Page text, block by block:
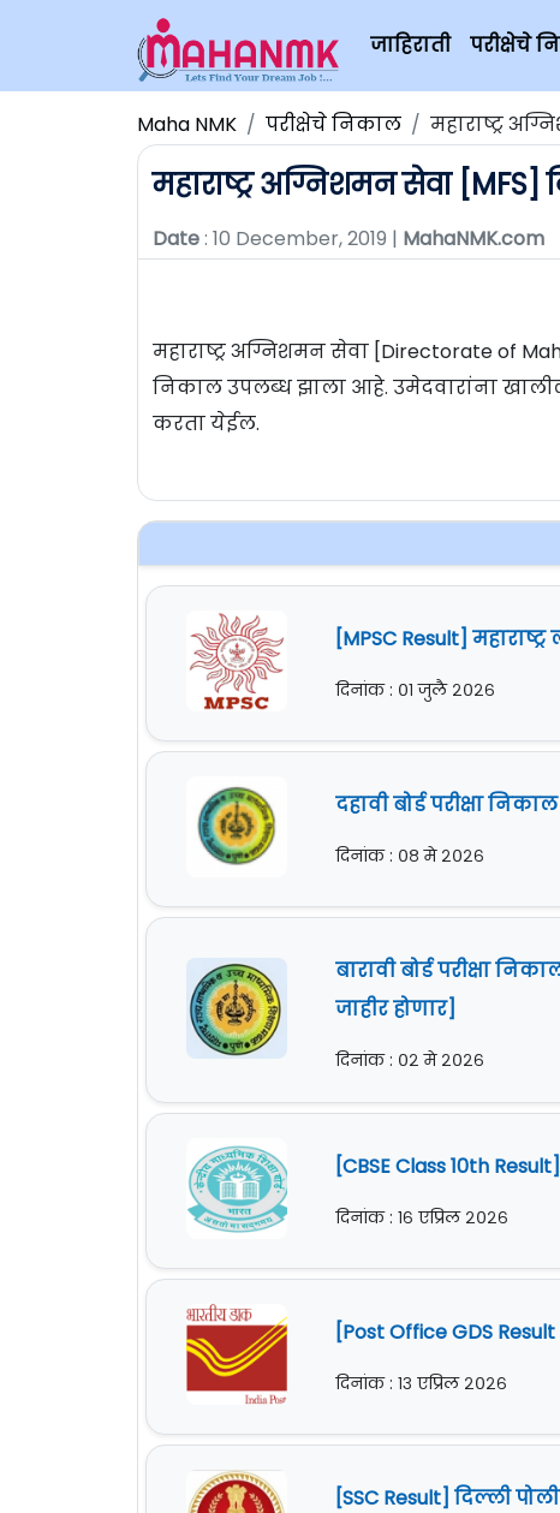
जाहिराती परीक्षेचे
Maha NMK परीक्षेचे निकाल महाराष्ट्र
महाराष्ट्र अग्निशमन सेवा [MFS]
Date: 10 December, 2019 | MahaNMK.com
महाराष्ट्र अग्निशमन सेवा [Directorate of
निकाल उपलब्ध झाला आहे. उमेदवारांना
करता येईल.
[MPSC Result]
दिनांक : ०१ जुलै २०२६
दहावी बोर्ड परीक्षा
दिनांक : ०८ मे २०२६
बारावी बोर्ड परीक्षा
जाहीर होणार]
दिनांक : ०२ मे २०२६
[CBSE Class 10th
दिनांक : १६ एप्रिल २०२६
[Post Office GDS
दिनांक : १३ एप्रिल २०२६
[SSC Result] दिल्ली